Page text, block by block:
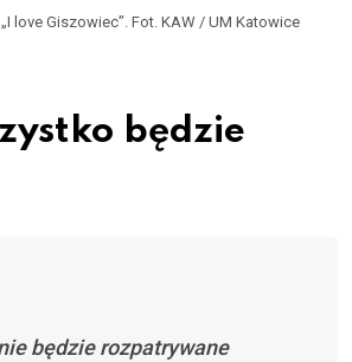
love Giszowiec”. Fot. KAW / UM Katowice
będzie
będzie rozpatrywane